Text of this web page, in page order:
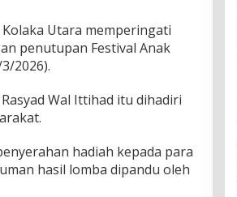
Utara memperingati
penutupan Festival Anak
2026).
Wal Ittihad itu dihadiri
hadiah kepada para
hasil lomba dipandu oleh